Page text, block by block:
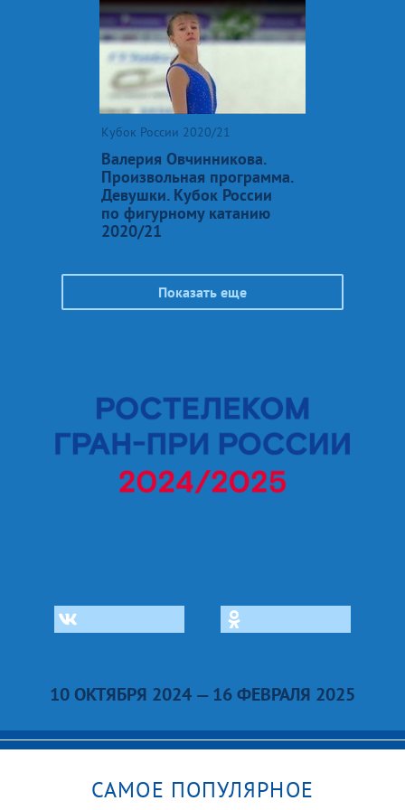
Кубок России 2020/21
Валерия Овчинникова.
Произвольная программа.
Девушки. Кубок России
по фигурному катанию
2020/21
Показать еще
10 ОКТЯБРЯ 2024 — 16 ФЕВРАЛЯ 2025
САМОЕ ПОПУЛЯРНОЕ